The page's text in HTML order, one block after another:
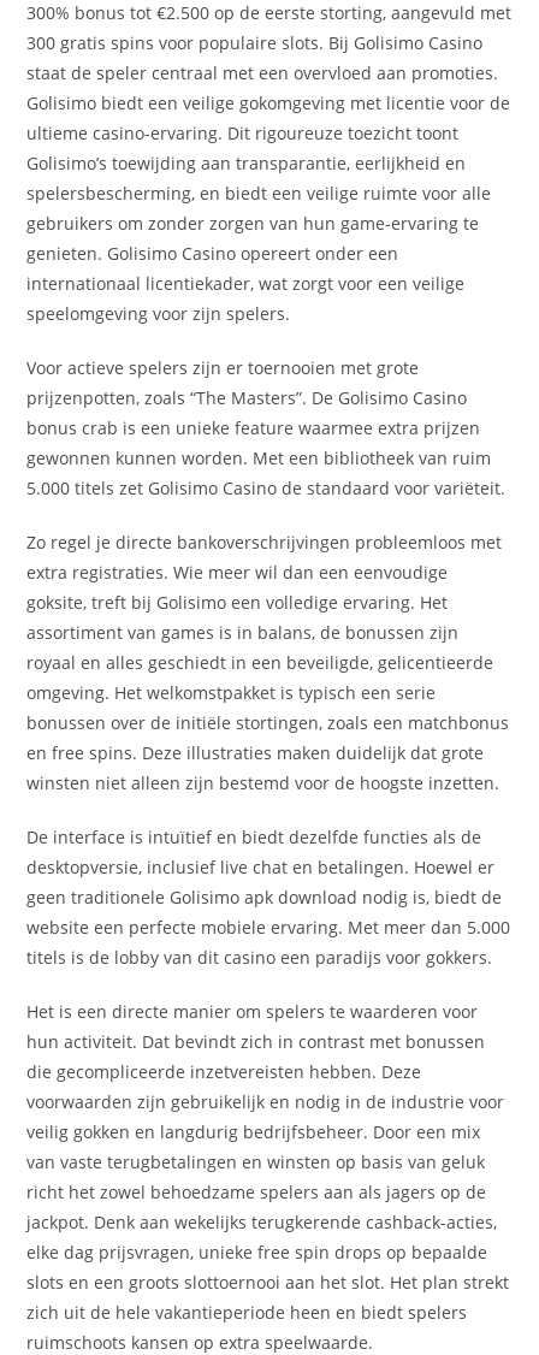
300% bonus tot €2.500 op de eerste storting, aangevuld met
300 gratis spins voor populaire slots. Bij Golisimo Casino
staat de speler centraal met een overvloed aan promoties.
Golisimo biedt een veilige gokomgeving met licentie voor de
ultieme casino-ervaring. Dit rigoureuze toezicht toont
Golisimo’s toewijding aan transparantie, eerlijkheid en
spelersbescherming, en biedt een veilige ruimte voor alle
gebruikers om zonder zorgen van hun game-ervaring te
genieten. Golisimo Casino opereert onder een
internationaal licentiekader, wat zorgt voor een veilige
speelomgeving voor zijn spelers.
Voor actieve spelers zijn er toernooien met grote
prijzenpotten, zoals “The Masters”. De Golisimo Casino
bonus crab is een unieke feature waarmee extra prijzen
gewonnen kunnen worden. Met een bibliotheek van ruim
5.000 titels zet Golisimo Casino de standaard voor variëteit.
Zo regel je directe bankoverschrijvingen probleemloos met
extra registraties. Wie meer wil dan een eenvoudige
goksite, treft bij Golisimo een volledige ervaring. Het
assortiment van games is in balans, de bonussen zijn
royaal en alles geschiedt in een beveiligde, gelicentieerde
omgeving. Het welkomstpakket is typisch een serie
bonussen over de initiële stortingen, zoals een matchbonus
en free spins. Deze illustraties maken duidelijk dat grote
winsten niet alleen zijn bestemd voor de hoogste inzetten.
De interface is intuïtief en biedt dezelfde functies als de
desktopversie, inclusief live chat en betalingen. Hoewel er
geen traditionele Golisimo apk download nodig is, biedt de
website een perfecte mobiele ervaring. Met meer dan 5.000
titels is de lobby van dit casino een paradijs voor gokkers.
Het is een directe manier om spelers te waarderen voor
hun activiteit. Dat bevindt zich in contrast met bonussen
die gecompliceerde inzetvereisten hebben. Deze
voorwaarden zijn gebruikelijk en nodig in de industrie voor
veilig gokken en langdurig bedrijfsbeheer. Door een mix
van vaste terugbetalingen en winsten op basis van geluk
richt het zowel behoedzame spelers aan als jagers op de
jackpot. Denk aan wekelijks terugkerende cashback-acties,
elke dag prijsvragen, unieke free spin drops op bepaalde
slots en een groots slottoernooi aan het slot. Het plan strekt
zich uit de hele vakantieperiode heen en biedt spelers
ruimschoots kansen op extra speelwaarde.